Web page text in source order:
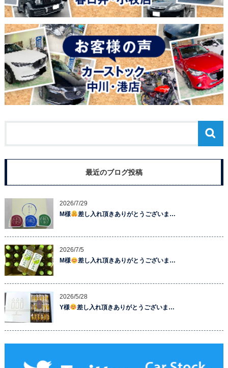
最近のブログ投稿
2026/7/29
M様
差し入れ頂きありがとうございま…
2026/7/5
M様
差し入れ頂きありがとうございま…
2026/5/28
Y様
差し入れ頂きありがとうございま…